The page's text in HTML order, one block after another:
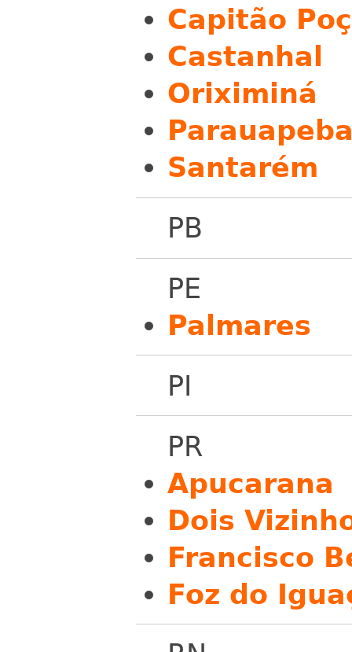
Capitão
Castanhal
Oriximiná
Santarém
PB
PE
Palmares
PI
PR
Apucarana
Dois
Francisco
Foz do